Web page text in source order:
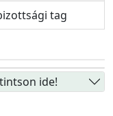
tag
ide!